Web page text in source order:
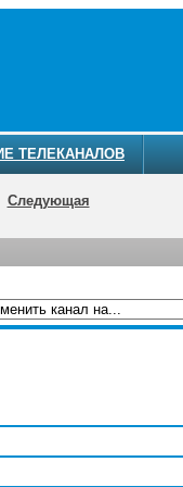
ТЕЛЕКАНАЛОВ
Следующая